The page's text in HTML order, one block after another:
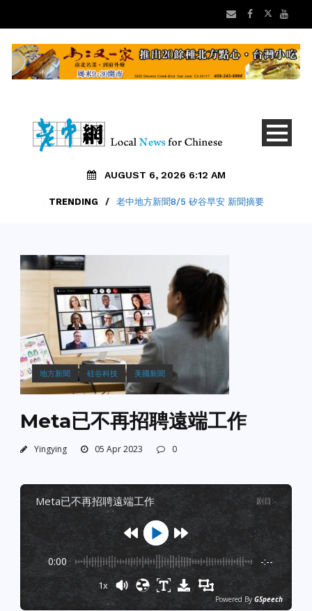
AUGUST 6, 2026 6:12 AM
TRENDING / 老中地方新聞8/5 矽谷早安 新聞摘要
地方新聞 硅谷科技 美國新聞
Meta已不再招聘遠端工作
Yingying 05 Apr 2023 0
meta已不再招聘遠端工作 剧目 :-
0:00 -:--
1x
Powered By GSpeech